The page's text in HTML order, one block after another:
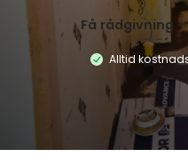
Få rådgivning
Alltid